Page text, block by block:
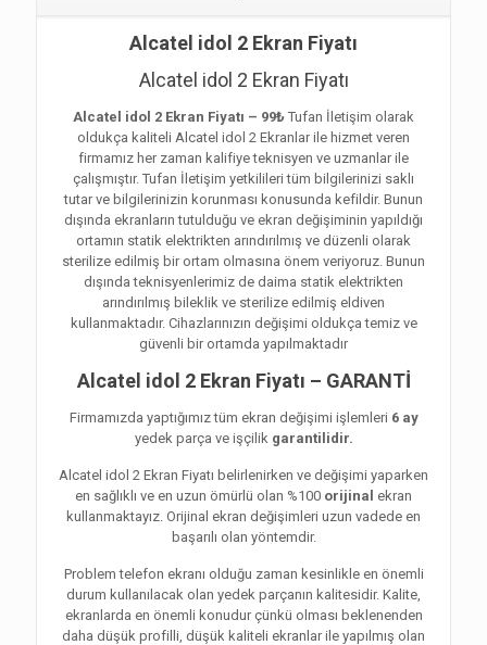
Alcatel idol 2 Ekran Fiyatı
Alcatel idol 2 Ekran Fiyatı
Alcatel idol 2 Ekran Fiyatı – 99₺ Tufan İletişim olarak
oldukça kaliteli Alcatel idol 2 Ekranlar ile hizmet veren
firmamız her zaman kalifiye teknisyen ve uzmanlar ile
çalışmıştır. Tufan İletişim yetkilileri tüm bilgilerinizi saklı
tutar ve bilgilerinizin korunması konusunda kefildir. Bunun
dışında ekranların tutulduğu ve ekran değişiminin yapıldığı
ortamın statik elektrikten arındırılmış ve düzenli olarak
sterilize edilmiş bir ortam olmasına önem veriyoruz. Bunun
dışında teknisyenlerimiz de daima statik elektrikten
arındırılmış bileklik ve sterilize edilmiş eldiven
kullanmaktadır. Cihazlarınızın değişimi oldukça temiz ve
güvenli bir ortamda yapılmaktadır
Alcatel idol 2 Ekran Fiyatı – GARANTİ
Firmamızda yaptığımız tüm ekran değişimi işlemleri 6 ay
yedek parça ve işçilik garantilidir.
Alcatel idol 2 Ekran Fiyatı belirlenirken ve değişimi yaparken
en sağlıklı ve en uzun ömürlü olan %100 orijinal ekran
kullanmaktayız. Orijinal ekran değişimleri uzun vadede en
başarılı olan yöntemdir.
Problem telefon ekranı olduğu zaman kesinlikle en önemli
durum kullanılacak olan yedek parçanın kalitesidir. Kalite,
ekranlarda en önemli konudur çünkü olması beklenenden
daha düşük profilli, düşük kaliteli ekranlar ile yapılmış olan